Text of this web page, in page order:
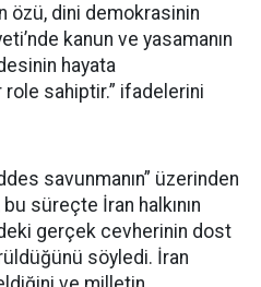
özü, dini demokrasinin
kanun ve yasamanın
hayata
sahiptir.” ifadelerini
savunmanın” üzerinden
süreçte İran halkının
gerçek cevherinin dost
söyledi. İran